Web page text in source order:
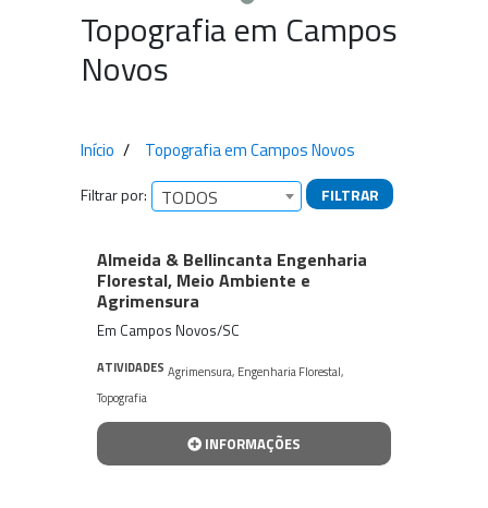
Topografia em Campos
Novos
Início Topografia em Campos Novos
Filtrar por: TODOS FILTRAR
Empresas encontradas
Almeida & Bellincanta Engenharia
Florestal, Meio Ambiente e
Agrimensura
Em Campos Novos/SC
ATIVIDADES Agrimensura, Engenharia Florestal,
Topografia
INFORMAÇÕES